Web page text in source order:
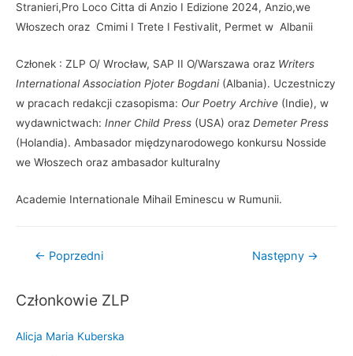
Stranieri,Pro Loco Citta di Anzio I Edizione 2024, Anzio,we
Włoszech oraz Cmimi I Trete I Festivalit, Permet w Albanii
Członek : ZLP O/ Wrocław, SAP II O/Warszawa oraz Writers
International Association Pjoter Bogdani(Albania). Uczestniczy
w pracach redakcji czasopisma: Our Poetry Archive (Indie), w
wydawnictwach: Inner Child Press (USA) oraz Demeter Press
(Holandia). Ambasador międzynarodowego konkursu Nosside
we Włoszech oraz ambasador kulturalny
Academie Internationale Mihail Eminescu w Rumunii.
Nawigacja
← Poprzedni Następny →
Członkowie ZLP
Alicja Maria Kuberska